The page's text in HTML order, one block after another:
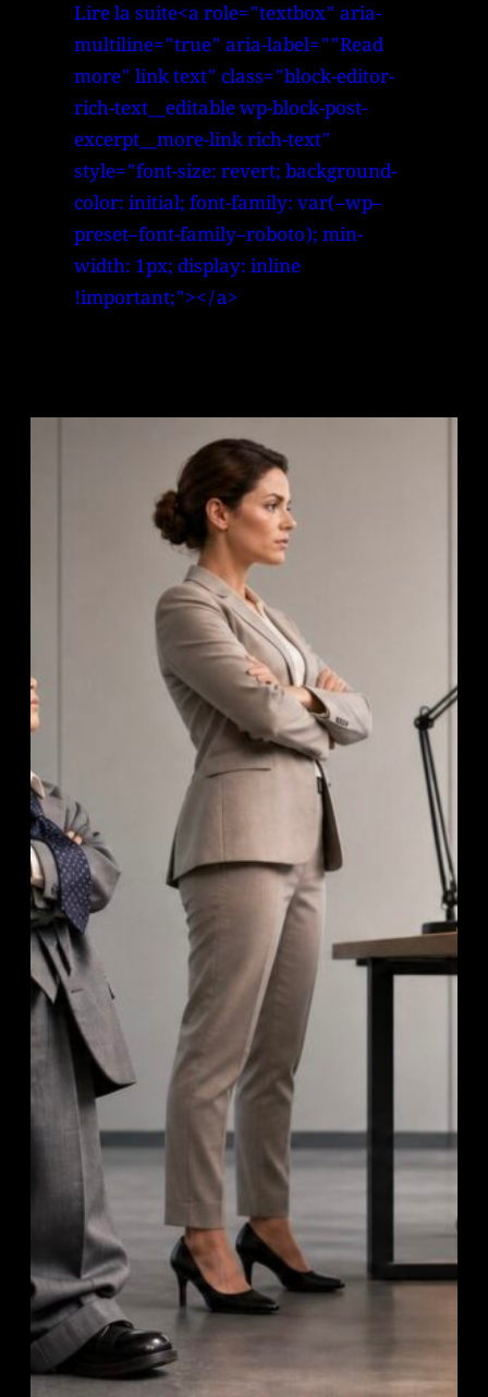
Lire la suite<a role="textbox" aria-
multiline="true" aria-label=""Read
more" link text" class="block-editor-
rich-text__editable wp-block-post-
excerpt__more-link rich-text"
style="font-size: revert; background-
color: initial; font-family: var(–wp–
preset–font-family–roboto); min-
width: 1px; display: inline
!important;"></a>